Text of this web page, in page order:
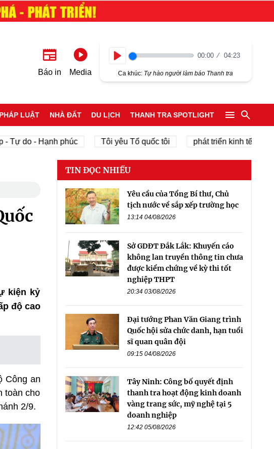
Báo in Media
00:00 04:23
Ca khúc: Tự hào người làm báo Thanh tra
PHÁP LUẬT NHÀ ĐẤT DU LỊCH THANH TRA SPOTLIGHT
- Hạnh phúc Tôi yêu Tổ quốc tôi phát triển kinh tế tư nhân
kiện kỷ
độ cao
Công an
toàn cho
2/9.
TIN ĐỌC NHIỀU
Yêu cầu của Tổng Bí thư, Chủ
tịch nước về sắp xếp trường học
13:14 04/08/2026
Sở GDĐT Đắk Lắk: Khuyến cáo
không lan truyền thông tin chưa
được kiểm chứng về kỳ thi tốt
nghiệp THPT
20:34 03/08/2026
Đại tướng Phan Văn Giang trình
Quốc hội sửa chức danh, hạn tuổi
sĩ quan quân đội
09:15 04/08/2026
Tây Ninh: Công bố quyết định
thanh tra hoạt động kinh doanh
vàng trang sức, mỹ nghệ tại 5
doanh nghiệp
12:42 05/08/2026